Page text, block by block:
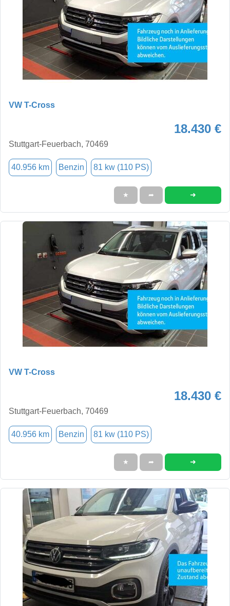
VW T-Cross
18.430 €
Stuttgart-Feuerbach, 70469
40.956 km Benzin 81 kw (110 PS)
★ ➦ ➜
VW T-Cross
18.430 €
Stuttgart-Feuerbach, 70469
40.956 km Benzin 81 kw (110 PS)
★ ➦ ➜